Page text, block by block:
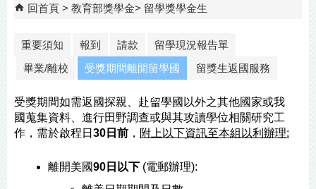
回首頁 教育部獎學金 留學獎學金生
重要須知 報到 請款
留學現況報告單
畢業/離校
受獎期間離開留學國 留獎生返國服務
受獎期間如需返國探親、赴留學國以外之其他國家或我
國蒐集資料、進行田野調查或與其攻讀學位相關研究工
作，需於啟程日 30日前 ， 附上以下資訊至本組以利辦理:
離開美國90日以下 (電郵辦理):